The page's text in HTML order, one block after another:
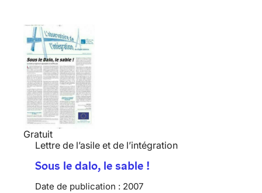
Gratuit
Lettre de l’asile et de l’intégration
Sous le dalo, le sable !
Date de publication : 2007